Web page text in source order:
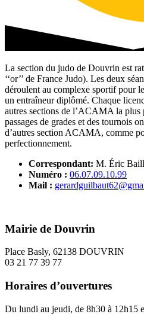
La section du judo de Douvrin est
‘‘or’’ de France Judo). Les deux
déroulent au complexe sportif pour
un entraîneur diplômé. Chaque
autres sections de l’ACAMA la plus
passages de grades et des tournois
d’autres section ACAMA, comme
perfectionnement.
Correspondant: M. Éric
Numéro : 06.07.09.10.99
Mail :
Mairie de Douvrin
Place Basly, 62138 DOUVRIN
03 21 77 39 77
Horaires d’ouvertures
Du lundi au jeudi, de 8h30 à 12h15